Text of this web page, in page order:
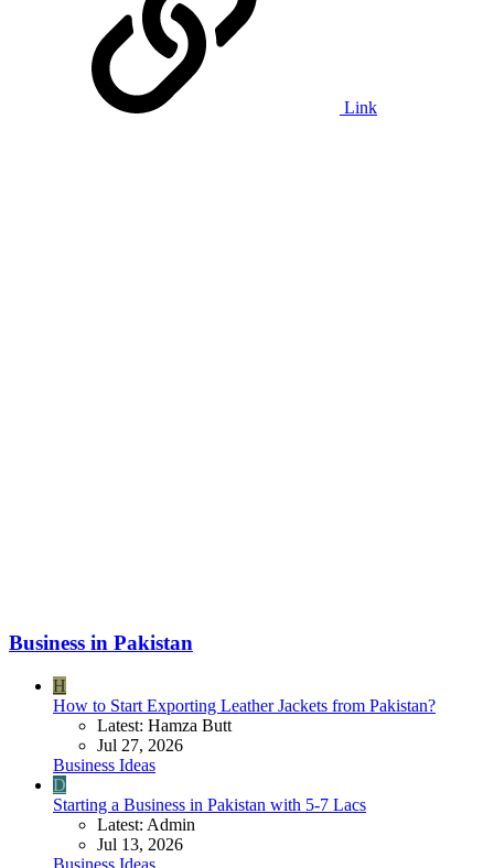
Link
Business in Pakistan
H
How to Start Exporting Leather Jackets from Pakistan?
Latest: Hamza Butt
Jul 27, 2026
Business Ideas
D
Starting a Business in Pakistan with 5-7 Lacs
Latest: Admin
Jul 13, 2026
Business Ideas